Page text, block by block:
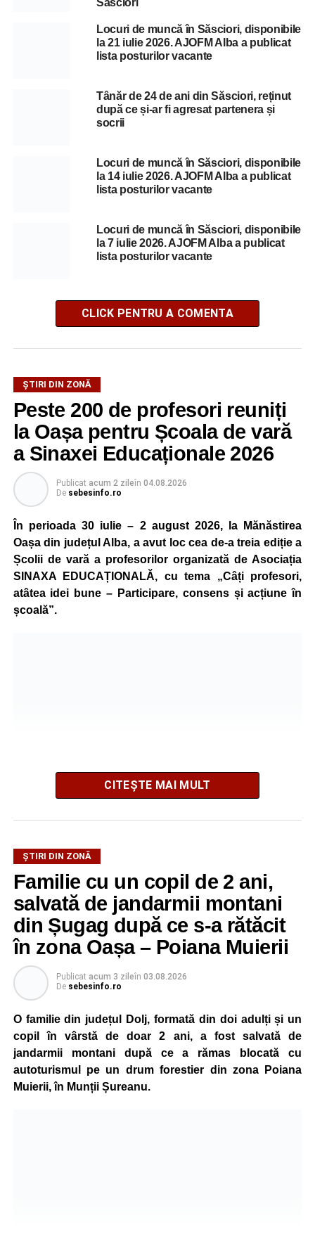
Locuri de muncă în Săsciori, disponibile
la 21 iulie 2026. AJOFM Alba a publicat
lista posturilor vacante
Tânăr de 24 de ani din Săsciori, reținut
după ce și-ar fi agresat partenera și
socrii
Locuri de muncă în Săsciori, disponibile
la 14 iulie 2026. AJOFM Alba a publicat
lista posturilor vacante
Locuri de muncă în Săsciori, disponibile
la 7 iulie 2026. AJOFM Alba a publicat
lista posturilor vacante
CLICK PENTRU A COMENTA
ȘTIRI DIN ZONĂ
Peste 200 de profesori reuniți
la Oașa pentru Școala de vară
a Sinaxei Educaționale 2026
Publicat acum 2 zileîn 04.08.2026
De sebesinfo.ro
În perioada 30 iulie – 2 august 2026, la Mănăstirea
Oașa din județul Alba, a avut loc cea de-a treia ediție a
Școlii de vară a profesorilor organizată de Asociația
SINAXA EDUCAȚIONALĂ, cu tema „Câți profesori,
atâtea idei bune – Participare, consens și acțiune în
școală”.
La ediția din acest an au participat peste 200 de cadre
didactice din întreaga țară. Printre participanți s-au aflat
profesori debutanți, profesori cu experiență, inspectori
școlari, directori de școli, consilieri școlari, educatori și
învățători, reprezentând aproape toate disciplinele din
sistemul de învățământ.
Participare, consens și asumare în școală
Tema ediției din acest an a pornit de la convingerea că
importante resurse: experiența profesorilor. Provocarea nu
este lipsa ideilor, ci identificarea unor contexte în care
acestea să poată fi ascultate, validate și transformate în
proiecte comune.
CITEȘTE MAI MULT
ȘTIRI DIN ZONĂ
Familie cu un copil de 2 ani,
salvată de jandarmii montani
din Șugag după ce s-a rătăcit
în zona Oașa – Poiana Muierii
Publicat acum 3 zileîn 03.08.2026
De sebesinfo.ro
O familie din județul Dolj, formată din doi adulți și un
copil în vârstă de doar 2 ani, a fost salvată de
jandarmii montani după ce a rămas blocată cu
autoturismul pe un drum forestier din zona Poiana
Muierii, în Munții Șureanu.